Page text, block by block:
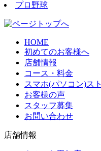
プロ野球
HOME
初めてのお客様へ
店舗情報
コース・料金
スマホ(パソコン)ス
お客様の声
スタッフ募集
お問い合わせ
店舗情報